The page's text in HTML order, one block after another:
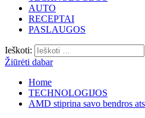
AUTO
RECEPTAI
PASLAUGOS
Ieškoti:
Žiūrėti dabar
Home
TECHNOLOGIJOS
AMD stiprina savo bendros